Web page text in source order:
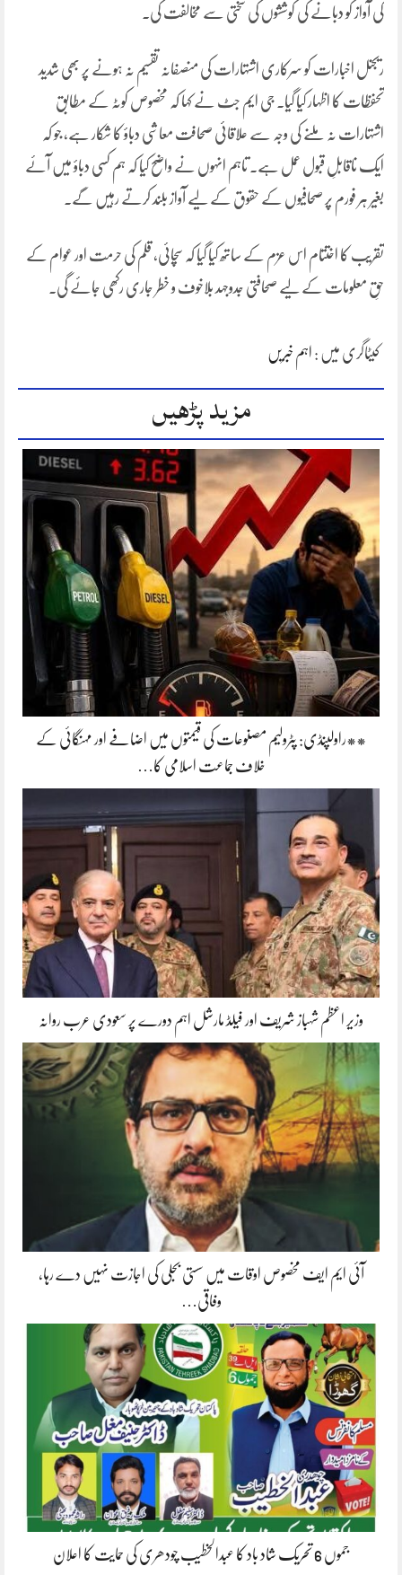
کی آواز کو دبانے کی کوششوں کی سختی سے مخالفت کی۔
ریجنل اخبارات کو سرکاری اشتہارات کی منصفانہ تقسیم نہ ہونے پر بھی شدید
تحفظات کا اظہار کیا گیا۔ جی ایم جٹ نے کہا کہ مخصوص کوٹہ کے مطابق
اشتہارات نہ ملنے کی وجہ سے علاقائی صحافت معاشی دباؤ کا شکار ہے، جو کہ
ایک ناقابلِ قبول عمل ہے۔ تاہم انہوں نے واضح کیا کہ ہم کسی دباؤ میں آئے
بغیر ہر فورم پر صحافیوں کے حقوق کے لیے آواز بلند کرتے رہیں گے۔
تقریب کا اختتام اس عزم کے ساتھ کیا گیا کہ سچائی، قلم کی حرمت اور عوام کے
حقِ معلومات کے لیے صحافتی جدوجہد بلاخوف و خطر جاری رکھی جائے گی۔
کیٹاگری میں : اہم خبریں
مزید پڑھیں
**راولپنڈی: پٹرولیم مصنوعات کی قیمتوں میں اضافے اور مہنگائی کے
خلاف جماعت اسلامی کا…
وزیر اعظم شہباز شریف اور فیلڈ مارشل اہم دورے پر سعودی عرب روانہ
آئی ایم ایف مخصوص اوقات میں سستی بجلی کی اجازت نہیں دے رہا،
وفاقی…
جموں 6 تحریک شاد باد کا عبدالخطیب چودھری کی حمایت کا اعلان